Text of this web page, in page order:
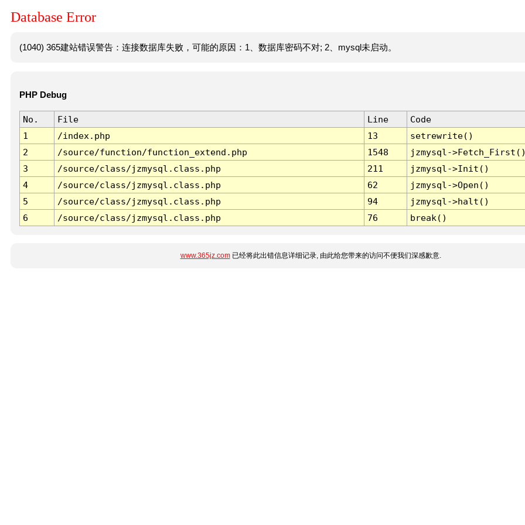
Database Error
(1040) 365建站错误警告：连接数据库失败，可能的原因：1、数据库密码不对; 2、mysql未启动。
PHP Debug
No. File Line
Code
1
/index.php 13
setrewrite()
2
/source/function/function_extend.php 1548
jzmysql-
3
/source/class/jzmysql.class.php 211
jzmysql->Init()
4
/source/class/jzmysql.class.php 62
jzmysql->Open()
5
/source/class/jzmysql.class.php 94
jzmysql->halt()
6
/source/class/jzmysql.class.php 76 break()
www.365jz.com已经将此出错信息详细记录, 由此给您带来的访问不便我们深感歉意.